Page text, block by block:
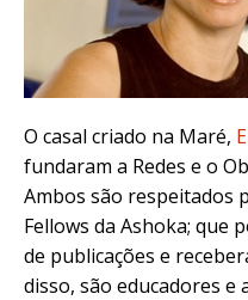
O casal criado na Maré,
fundaram a Redes e o
Ambos são respeitados
Fellows da Ashoka; que
de publicações e
disso, são educadores e